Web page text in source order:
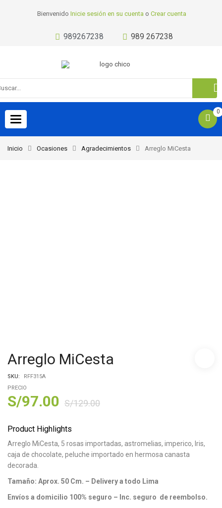
Bienvenido Inicie sesión en su cuenta o Crear cuenta
989267238 989 267238
Toggle
navigation
0
Inicio Ocasiones Agradecimientos Arreglo MiCesta
Arreglo MiCesta
SKU:
RFF315A
PRECIO
S/129.00
S/97.00
Product Highlights
Arreglo MiCesta, 5 rosas importadas, astromelias, imperico, Iris,
caja de chocolate, peluche importado en hermosa canasta
decorada.
Tamaño: Aprox. 50 Cm. – Delivery a todo Lima
Envíos a domicilio 100% seguro – Inc. seguro de reembolso.